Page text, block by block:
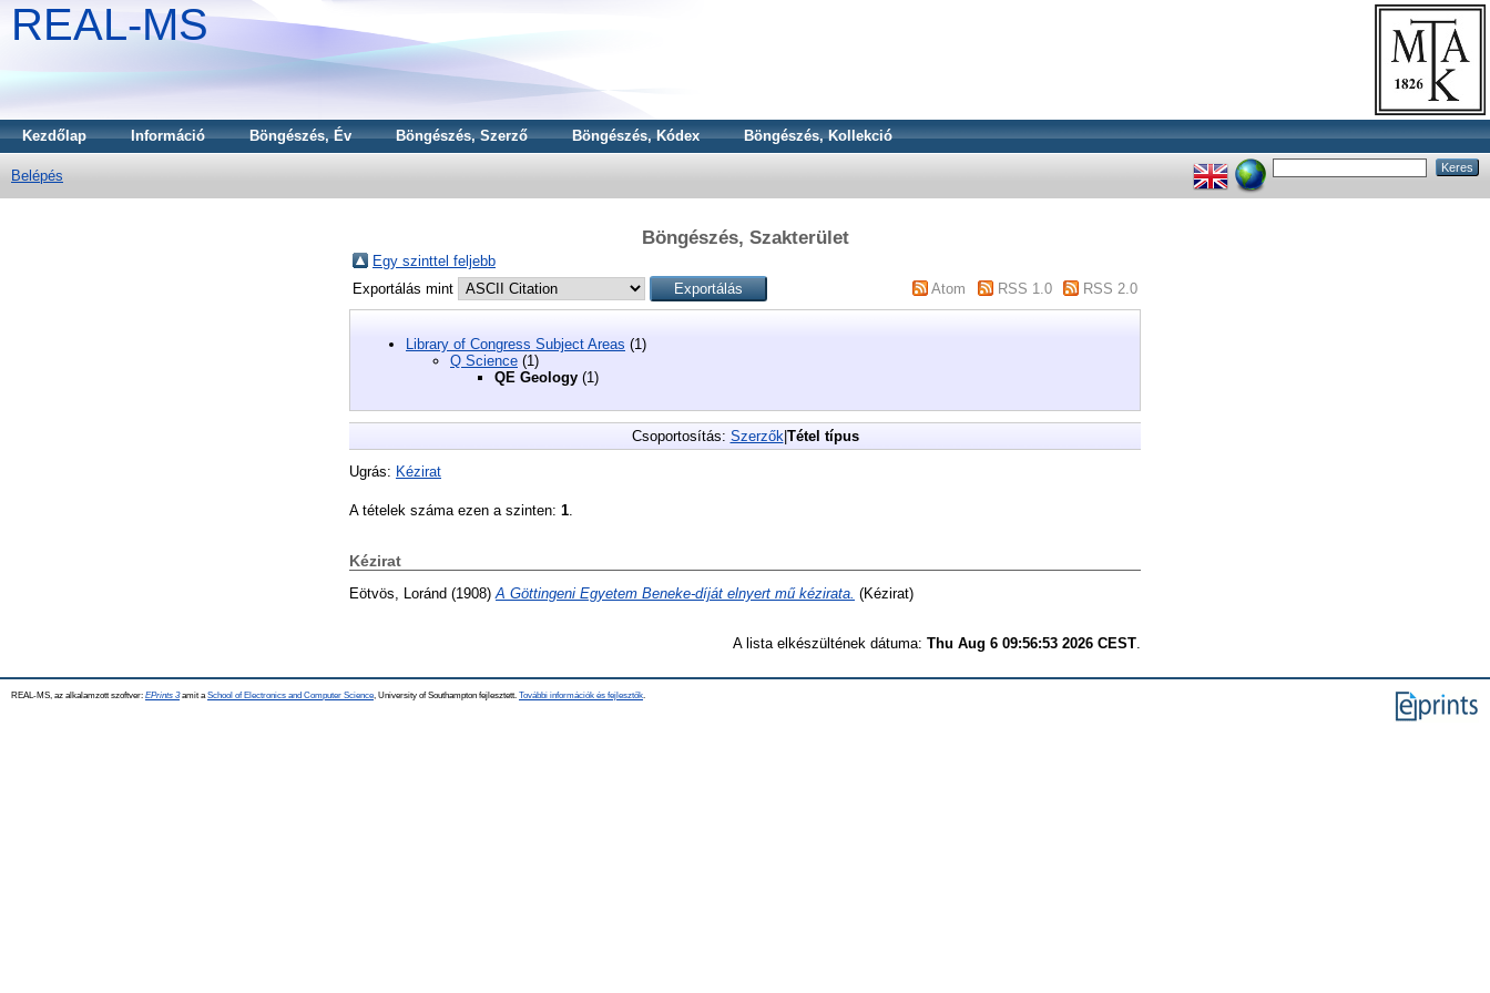
REAL-MS
Kezdőlap Információ Böngészés, Év Böngészés, Szerző Böngészés, Kódex Böngészés, Kollekció
Belépés
Böngészés, Szakterület
Egy szinttel feljebb
Exportálás mint
Atom RSS 1.0 RSS 2.0
Library of Congress Subject Areas (1)
Q Science (1)
QE Geology (1)
Csoportosítás: Szerzők| Tétel típus
Ugrás: Kézirat
A tételek száma ezen a szinten: 1.
Kézirat
Eötvös, Loránd (1908)A Göttingeni Egyetem Beneke-díját elnyert mű kézirata. (Kézirat)
A lista elkészültének dátuma: Thu Aug 6 09:56:53 2026 CEST.
REAL-MS, az alkalamzott szoftver: EPrints 3amit a School of Electronics and Computer Science , University of Southampton fejlesztett. További információk és fejlesztők